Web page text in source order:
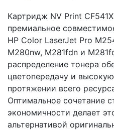
Картридж NV Print
премиальное
HP Color LaserJet Pro
M280nw, M281fdn и
распределение тонера
цветопередачу и
протяжении всего
Оптимальное сочетание
экономичности делает
альтернативой